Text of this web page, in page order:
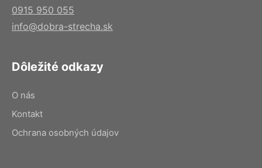
0915 950 055
info@dobra-strecha.sk
Dôležité odkazy
O nás
Kontakt
Ochrana osobných údajov